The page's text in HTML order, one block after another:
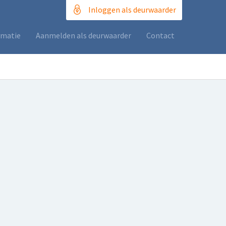
Inloggen als deurwaarder
Aanmelden als deurwaarder Contact